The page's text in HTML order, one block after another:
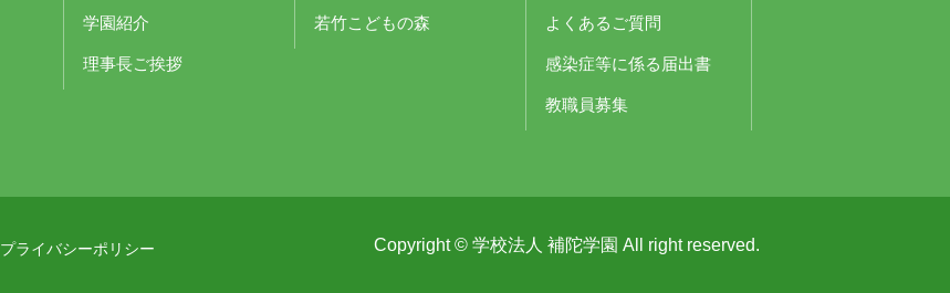
学園紹介
理事長ご挨拶
若竹こどもの森 よくあるご質問
感染症等に係る届出書
教職員募集
プライバシーポリシー Copyright © 学校法人 補陀学園 All right reserved.